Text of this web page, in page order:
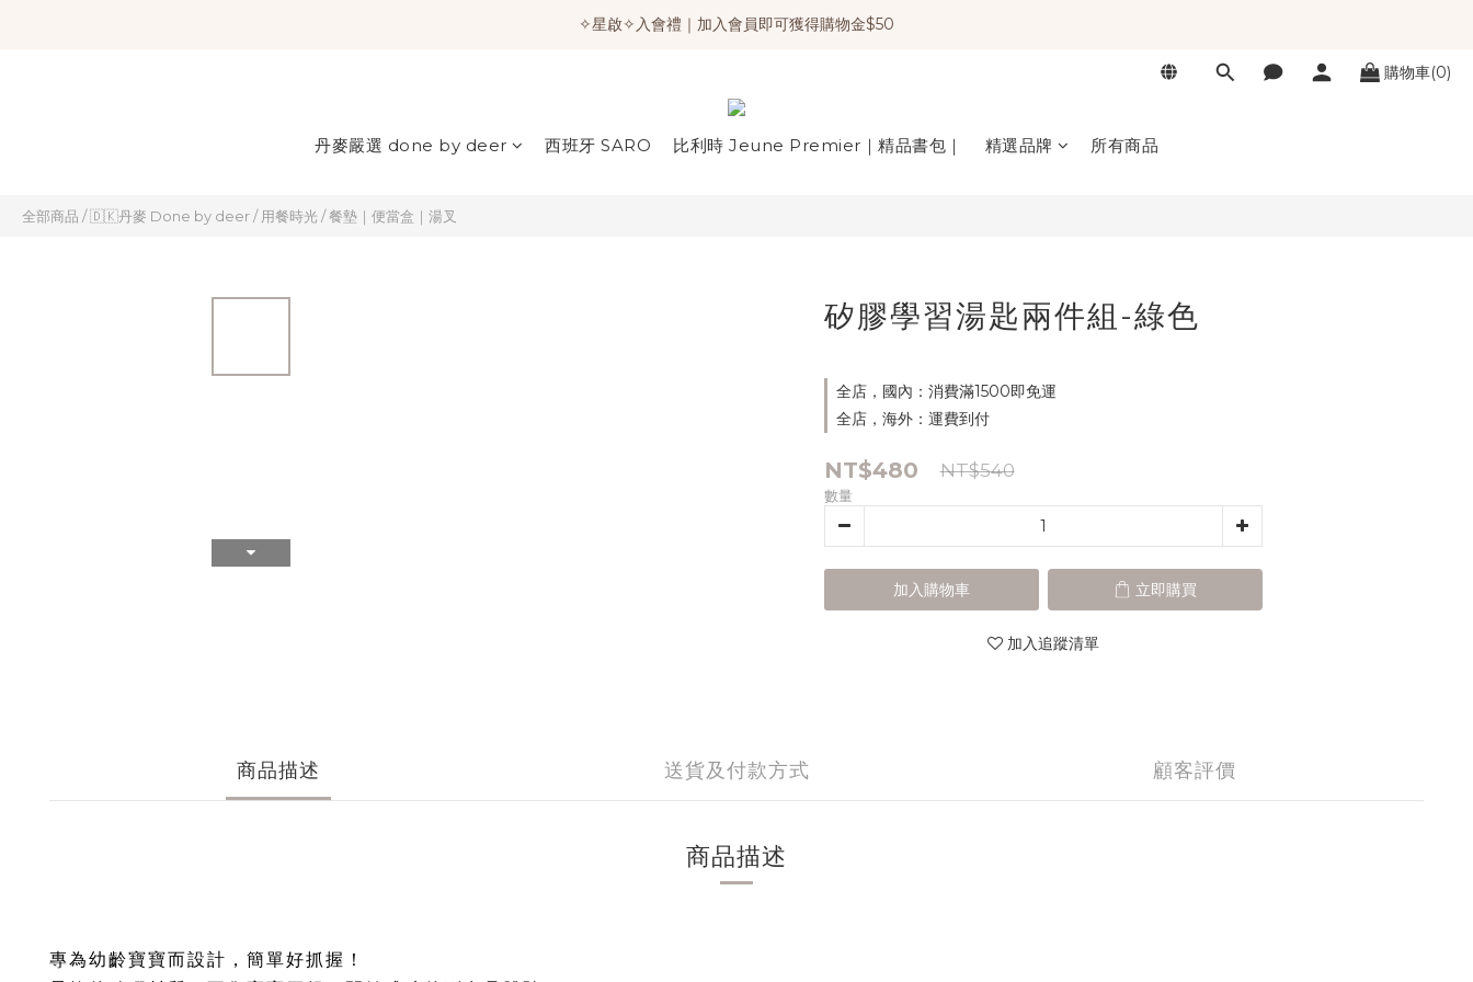
✧星啟✧入會禮｜加入會員即可獲得購物金$50
購物車(0)
丹麥嚴選 done by deer 西班牙 SARO 比利時 Jeune Premier｜精品書包｜ 精選品牌 所有商品
全部商品 /🇩🇰丹麥 Done by deer/ 用餐時光 /餐墊｜便當盒｜湯叉
矽膠學習湯匙兩件組-綠色
全店，國內：消費滿1500即免運
全店，海外：運費到付
NT$480 NT$540
數量
加入購物車 立即購買
加入追蹤清單
商品描述 送貨及付款方式 顧客評價
商品描述
專為幼齡寶寶而設計，簡單好抓握！
立即購買